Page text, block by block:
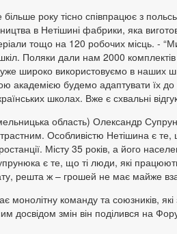
року тісно співпрацює з
в Нетішині фабрики, яка
тощо на 120 робочих місць. -
Поляки дали нам 2000
широко використовуємо в наших
академією будемо адаптувати їх до
школах. Вже є схвальні
область) Олександр
Особливістю Нетішина є те,
Місту 35 років, а його
є те, що ті люди, які
решта ж – грошей не має майже
команду та союзників,
досвідом змін він поділився на